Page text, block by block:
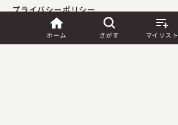
ホーム さがす マイリスト
プライバシーポリシー​
外部送信ポリシー